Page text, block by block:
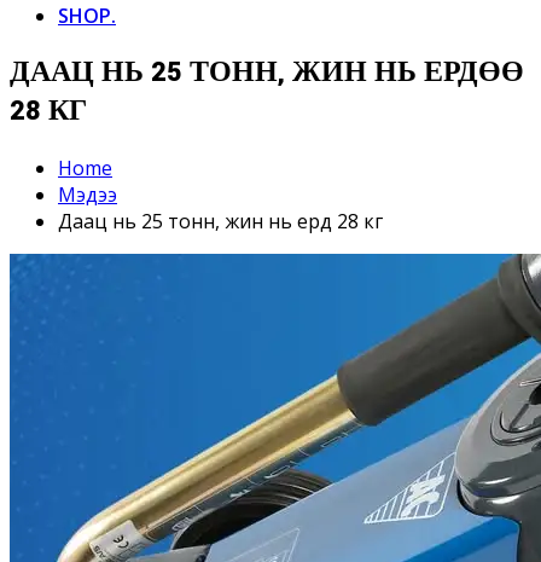
SHOP.
ДААЦ НЬ 25 ТОНН, ЖИН НЬ ЕРДӨӨ
28 КГ
Home
Мэдээ
Даац нь 25 тонн, жин нь ердөө 28 кг